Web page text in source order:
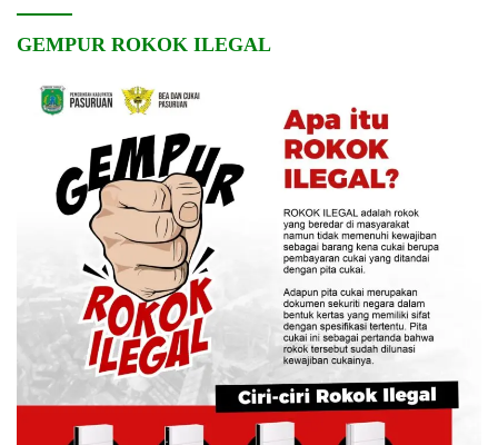
GEMPUR ROKOK ILEGAL